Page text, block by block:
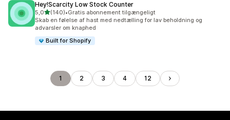
Hey!Scarcity Low Stock Counter
5,0ud af 5 stjerner
(140)
140 anmeldelser i alt
•Gratis abonnement tilgængeligt
Skab en følelse af hast med nedtælling for lav beholdning og
advarsler om knaphed
Built for Shopify
1 2 3 4 12